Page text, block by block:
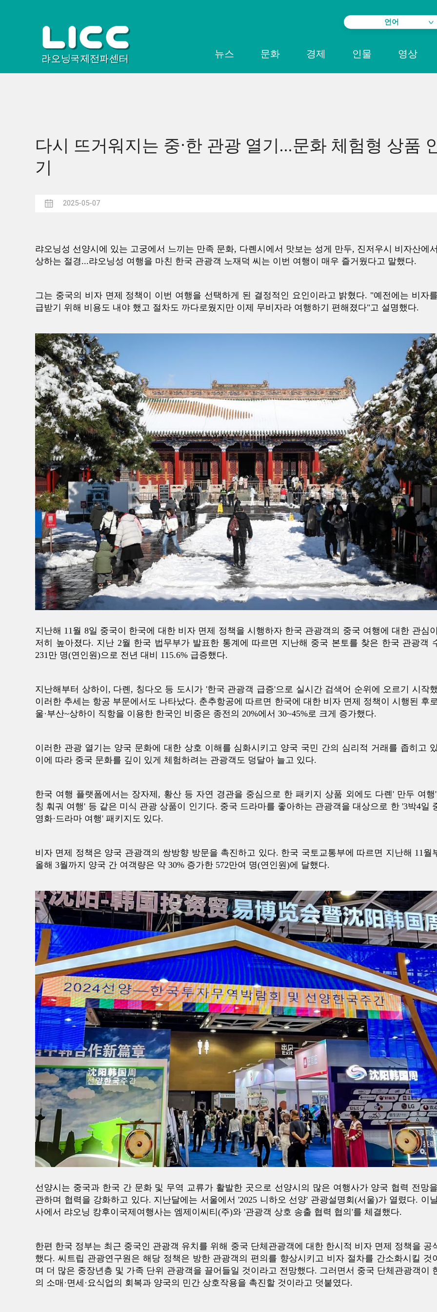
뉴스 문화 경제 인물 영상
언어
다시 뜨거워지는 중·한 관광 열기...문화 체험형 상품
기
2025-05-07
랴오닝성 선양시에 있는 고궁에서 느끼는 만족 문화, 다롄시에서 맛보는 성게 만두, 진저우시 비자산에
상하는 절경...랴오닝성 여행을 마친 한국 관광객 노재덕 씨는 이번 여행이 매우 즐거웠다고 말했다.
그는 중국의 비자 면제 정책이 이번 여행을 선택하게 된 결정적인 요인이라고 밝혔다. "예전에는 비자
급받기 위해 비용도 내야 했고 절차도 까다로웠지만 이제 무비자라 여행하기 편해졌다"고 설명했다.
지난해 11월 8일 중국이 한국에 대한 비자 면제 정책을 시행하자 한국 관광객의 중국 여행에 대한 관심
저히 높아졌다. 지난 2월 한국 법무부가 발표한 통계에 따르면 지난해 중국 본토를 찾은 한국 관광객
231만 명(연인원)으로 전년 대비 115.6% 급증했다.
지난해부터 상하이, 다롄, 칭다오 등 도시가 '한국 관광객 급증'으로 실시간 검색어 순위에 오르기 시작
이러한 추세는 항공 부문에서도 나타났다. 춘추항공에 따르면 한국에 대한 비자 면제 정책이 시행된 후
울·부산~상하이 직항을 이용한 한국인 비중은 종전의 20%에서 30~45%로 크게 증가했다.
이러한 관광 열기는 양국 문화에 대한 상호 이해를 심화시키고 양국 국민 간의 심리적 거래를 좁히고
이에 따라 중국 문화를 깊이 있게 체험하려는 관광객도 덩달아 늘고 있다.
한국 여행 플랫폼에서는 장자제, 황산 등 자연 경관을 중심으로 한 패키지 상품 외에도 다롄' 만두 여행
칭 훠궈 여행' 등 같은 미식 관광 상품이 인기다. 중국 드라마를 좋아하는 관광객을 대상으로 한 '3박4일
영화·드라마 여행' 패키지도 있다.
비자 면제 정책은 양국 관광객의 쌍방향 방문을 촉진하고 있다. 한국 국토교통부에 따르면 지난해 11월
올해 3월까지 양국 간 여객량은 약 30% 증가한 572만여 명(연인원)에 달했다.
선양시는 중국과 한국 간 문화 및 무역 교류가 활발한 곳으로 선양시의 많은 여행사가 양국 협력 전망
관하며 협력을 강화하고 있다. 지난달에는 서울에서 '2025 니하오 선양' 관광설명회(서울)가 열렸다. 이
사에서 랴오닝 캉후이국제여행사는 엠제이씨티(주)와 '관광객 상호 송출 협력 협의'를 체결했다.
한편 한국 정부는 최근 중국인 관광객 유치를 위해 중국 단체관광객에 대한 한시적 비자 면제 정책을 공
했다. 씨트립 관광연구원은 해당 정책은 방한 관광객의 편의를 향상시키고 비자 절차를 간소화시킬 것
며 더 많은 중장년층 및 가족 단위 관광객을 끌어들일 것이라고 전망했다. 그러면서 중국 단체관광객이
의 소매·면세·요식업의 회복과 양국의 민간 상호작용을 촉진할 것이라고 덧붙였다.